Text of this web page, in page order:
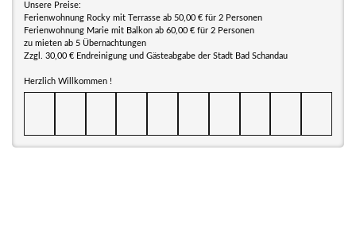
Unsere Preise:
Ferienwohnung Rocky mit Terrasse ab 50,00 € für 2 Personen
Ferienwohnung Marie mit Balkon ab 60,00 € für 2 Personen
zu mieten ab 5 Übernachtungen
Zzgl. 30,00 € Endreinigung und Gästeabgabe der Stadt Bad Schandau
Herzlich Willkommen !